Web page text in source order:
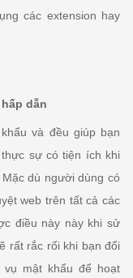
các extension hay
dẫn
và đều giúp bạn
sự có tiện ích khi
dù người dùng có
web trên tất cả các
điều này này khi sử
rất rắc rối khi bạn đổi
vụ mật khẩu để hoạt